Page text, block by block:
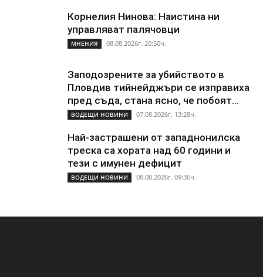
Корнелия Нинова: Наистина ни
управляват палячовци
МНЕНИЯ 08.08.2026г. 20:50ч.
Заподозрените за убийството в
Пловдив тийнейджъри се изправиха
пред съда, стана ясно, че побоят...
ВОДЕЩИ НОВИНИ 07.08.2026г. 13:28ч.
Най-застрашени от западнонилска
треска са хората над 60 години и
тези с имунен дефицит
ВОДЕЩИ НОВИНИ 08.08.2026г. 09:36ч.